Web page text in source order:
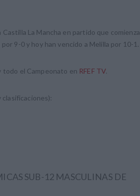
La Mancha en partido que comienza
9-0 y hoy han vencido a Melilla por 10-1.
todo el Campeonato en RFEF TV.
SUB-12 MASCULINAS DE